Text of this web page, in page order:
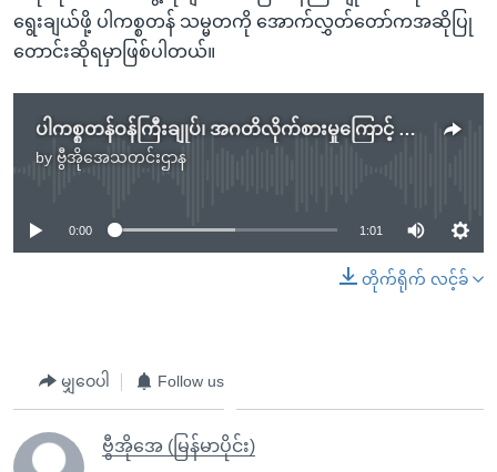
ရွေးချယ်ဖို့ ပါကစ္စတန် သမ္မတကို အောက်လွှတ်တော်ကအဆိုပြု
တောင်းဆိုရမှာဖြစ်ပါတယ်။
ပါကစ္စတန်ဝန်ကြီးချုပ်၊ အဂတိလိုက်စားမှုကြောင့် ရာထူးနဲ့ မထိုက်တန်ဟု ဗဟိုတရားရုံးဆုံးဖြတ်
by ဗွီအိုအေသတင်းဌာန
No media source currently available
0:00 1:01
တိုက်ရိုက် လင့်ခ်
မျှဝေပါ Follow us
ဗွီအိုအေ (မြန်မာပိုင်း)